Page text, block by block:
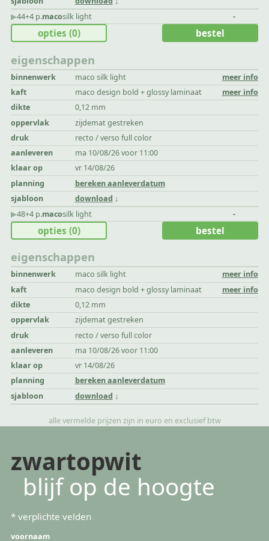
▶︎44+4 p.macosilk light -
eigenschappen
binnenwerk maco silk light
meer info
kaft
maco design bold + glossy laminaat
meer info
dikte
0,12 mm
oppervlak
zijdemat gestreken
druk
recto / verso full color
aanleveren
ma 10/08/26 voor 11:00
klaar op
vr 14/08/26
planning
bereken aanleverdatum
sjabloon
download
opties (0) bestel
▶︎48+4 p.macosilk light -
eigenschappen
binnenwerk maco silk light
meer info
kaft
maco design bold + glossy laminaat
meer info
dikte
0,12 mm
oppervlak
zijdemat gestreken
druk
recto / verso full color
aanleveren
ma 10/08/26 voor 11:00
klaar op
vr 14/08/26
planning
bereken aanleverdatum
sjabloon
download
opties (0) bestel
alle vermelde prijzen zijn in euro en exclusief btw
zwartopwit
blijf op de hoogte
* verplichte velden
voornaam